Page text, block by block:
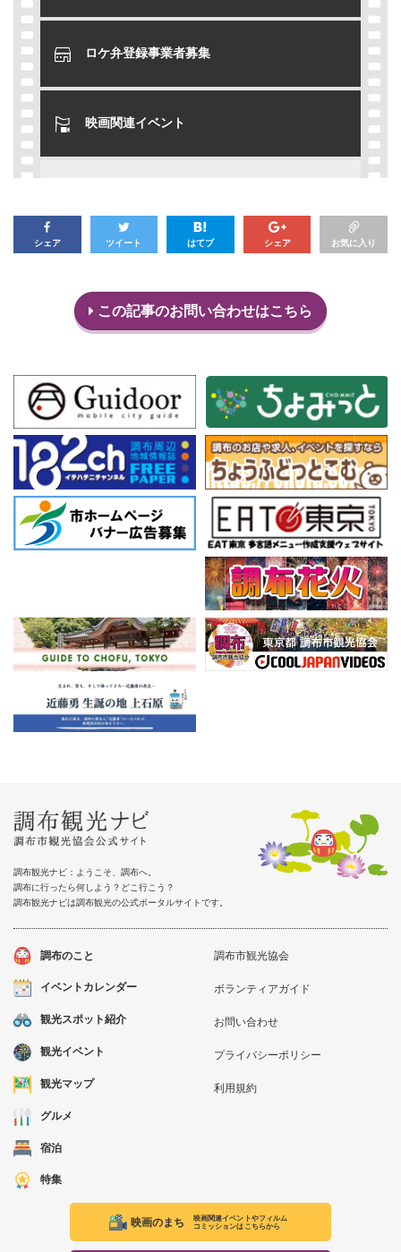
ロケ弁登録事業者募集
映画関連イベント
シェア ツイート はてブ シェア お気に入り
この記事のお問い合わせはこちら
調布観光ナビ：ようこそ、調布へ。
調布に行ったら何しよう？どこ行こう？
調布観光ナビは調布観光の公式ポータルサイトです。
調布のこと
イベントカレンダー
観光スポット紹介
観光イベント
観光マップ
グルメ
宿泊
特集
調布市観光協会
ボランティアガイド
お問い合わせ
プライバシーポリシー
利用規約
映画のまち
映画関連イベントやフィルム
コミッションはこちらから